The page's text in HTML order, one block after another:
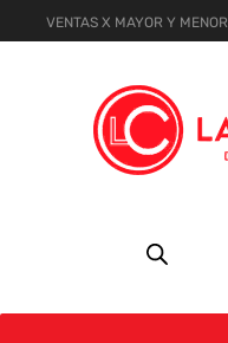
VENTAS X MAYOR Y MENOR